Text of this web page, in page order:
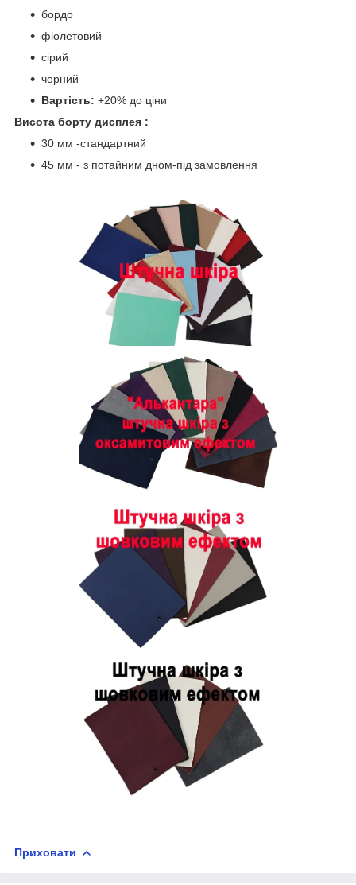
бордо
фіолетовий
сірий
чорний
Вартість: +20% до ціни
Висота борту дисплея :
30 мм -стандартний
45 мм - з потайним дном-під замовлення
Приховати